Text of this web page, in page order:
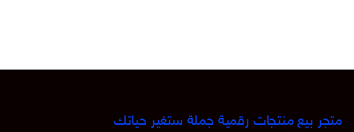
متجر بيع منتجات رقمية جملة ستغير حياتك